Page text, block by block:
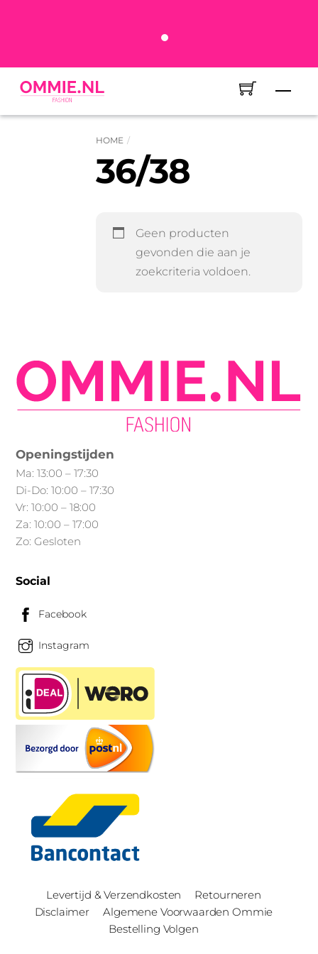
Voor 16:00 besteld, morgen in huis
HOME
36/38
Geen producten
gevonden die aan je
zoekcriteria voldoen.
Openingstijden
Ma: 13:00 – 17:30
Di-Do: 10:00 – 17:30
Vr: 10:00 – 18:00
Za: 10:00 – 17:00
Zo: Gesloten
Social
Facebook
Instagram
Levertijd & Verzendkosten
Retourneren
Disclaimer
Algemene Voorwaarden Ommie
Bestelling Volgen